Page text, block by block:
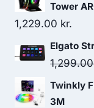
Tower
1,229.00 kr.
Elgato
Twinkly
3M